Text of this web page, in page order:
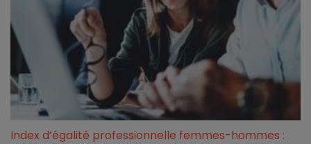
Index d’égalité professionnelle femmes-hommes :